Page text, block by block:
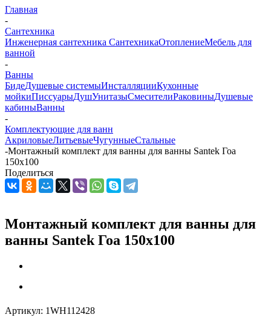
Главная
-
Сантехника
Инженерная сантехника СантехникаОтоплениеМебель для
ванной
-
Ванны
БидеДушевые системыИнсталляцииКухонные
мойкиПиссуарыДушУнитазыСмесителиРаковиныДушевые
кабиныВанны
-
Комплектующие для ванн
АкриловыеЛитьевыеЧугунныеСтальные
-Монтажный комплект для ванны для ванны Santek Гоа
150х100
Поделиться
Монтажный комплект для ванны для
ванны Santek Гоа 150х100
Артикул: 1WH112428